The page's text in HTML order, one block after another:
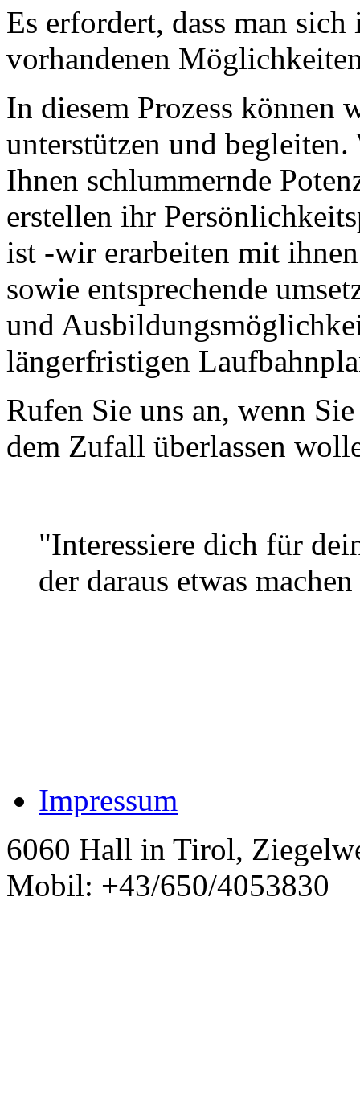
Es erfordert, dass man
vorhandenen
In diesem Prozess können
unterstützen und
Ihnen schlummernde
erstellen ihr
ist -wir erarbeiten mit
sowie entsprechende
und
längerfristigen
Rufen Sie uns an, wenn
dem Zufall überlassen
"Interessiere dich für
der daraus etwas
Impressum
6060 Hall in Tirol,
Mobil: +43/650/4053830